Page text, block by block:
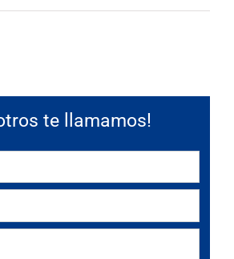
te llamamos!